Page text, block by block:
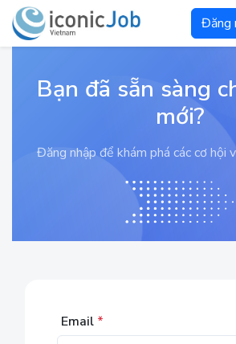
Đăng
Bạn đã sẵn sàng
mới?
Đăng nhập để khám phá các cơ hội
Email *